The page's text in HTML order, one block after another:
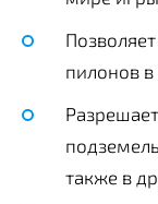
пилонов
также в